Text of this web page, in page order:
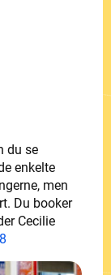
du se
enkelte
men
Du booker
Cecilie